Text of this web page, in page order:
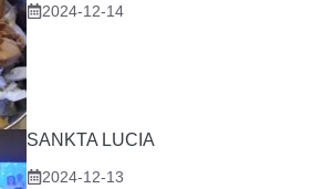
2024-12-14
SANKTA LUCIA
2024-12-13